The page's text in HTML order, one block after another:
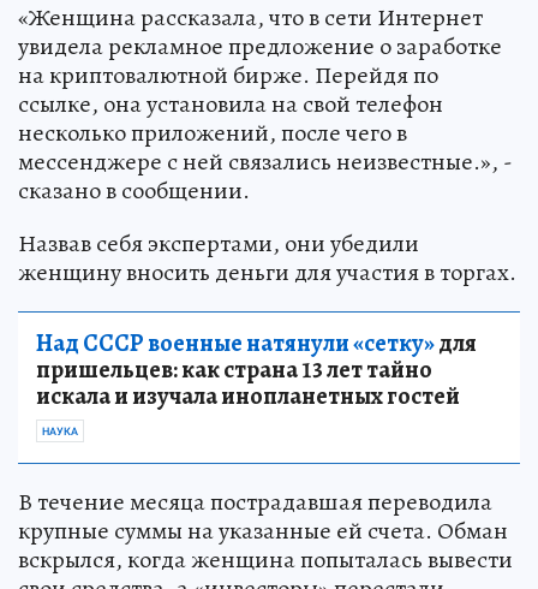
«Женщина рассказала, что в сети Интернет
увидела рекламное предложение о заработке
на криптовалютной бирже. Перейдя по
ссылке, она установила на свой телефон
несколько приложений, после чего в
мессенджере с ней связались неизвестные.», -
сказано в сообщении.
Назвав себя экспертами, они убедили
женщину вносить деньги для участия в торгах.
Над СССР военные натянули «сетку»для
пришельцев: как страна 13 лет тайно
искала и изучала инопланетных гостей
НАУКА
В течение месяца пострадавшая переводила
крупные суммы на указанные ей счета. Обман
вскрылся, когда женщина попыталась вывести